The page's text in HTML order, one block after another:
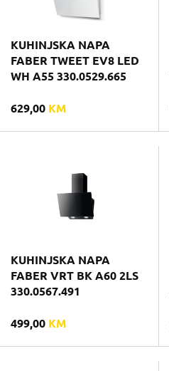
KUHINJSKA NAPA
FABER TWEET EV8 LED
WH A55 330.0529.665
629,00 KM
KUHINJSKA NAPA
FABER VRT BK A60 2LS
330.0567.491
499,00 KM